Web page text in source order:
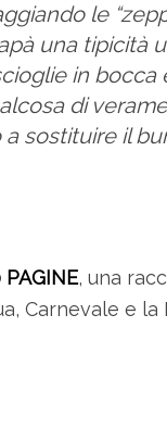
le
una tipicità
in bocca
di
sostituire il
, una
Carnevale e la